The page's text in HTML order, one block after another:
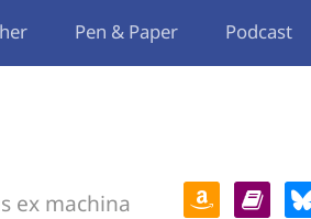
Pen & Paper Podcast
ex machina